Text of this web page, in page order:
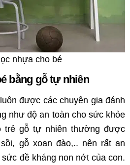
nhựa cho bé
bằng gỗ tự nhiên
được các chuyên gia đánh
như độ an toàn cho sức khỏe
trẻ gỗ tự nhiên thường được
gỗ xoan đào,.. nên rất an
đề kháng non nớt của con.